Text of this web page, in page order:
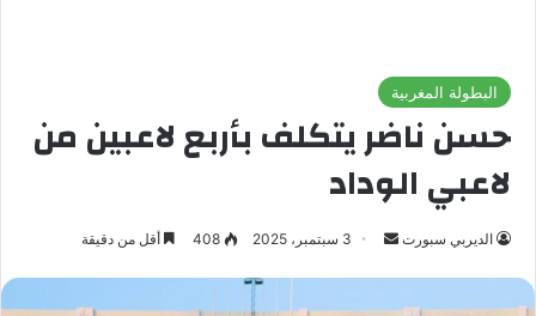
البطولة المغربية
حسن ناضر يتكلف بأربع لاعبين من
لاعبي الوداد
الديربي سبورت 3 سبتمبر، 2025 408 أقل من دقيقة